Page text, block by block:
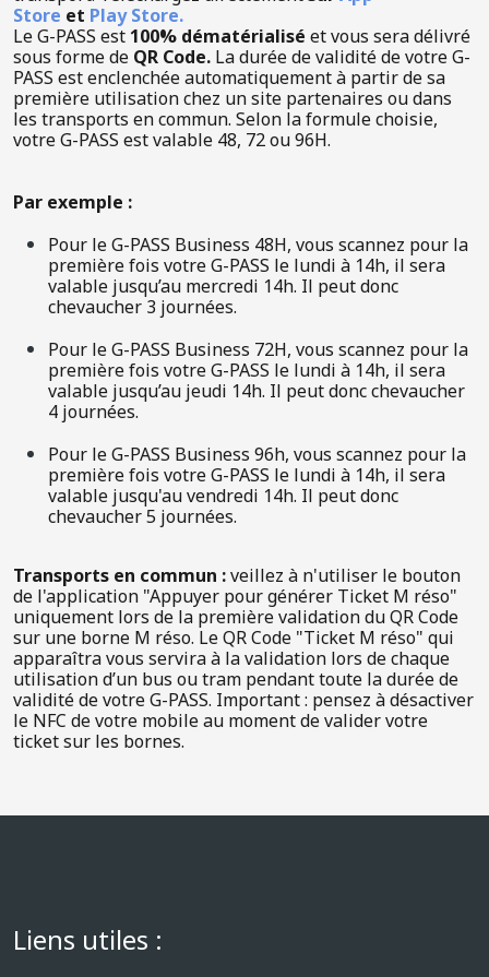
Store et Play Store.
Le G-PASS est 100% dématérialisé et vous sera délivré
sous forme de QR Code. La durée de validité de votre G-
PASS est enclenchée automatiquement à partir de sa
première utilisation chez un site partenaires ou dans
les transports en commun. Selon la formule choisie,
votre G-PASS est valable 48, 72 ou 96H.
Par exemple :
Pour le G-PASS Business 48H, vous scannez pour la
première fois votre G-PASS le lundi à 14h, il sera
valable jusqu’au mercredi 14h. Il peut donc
chevaucher 3 journées.
Pour le G-PASS Business 72H, vous scannez pour la
première fois votre G-PASS le lundi à 14h, il sera
valable jusqu’au jeudi 14h. Il peut donc chevaucher
4 journées.
Pour le G-PASS Business 96h, vous scannez pour la
première fois votre G-PASS le lundi à 14h, il sera
valable jusqu'au vendredi 14h. Il peut donc
chevaucher 5 journées.
Transports en commun :veillez à n'utiliser le bouton
de l'application "Appuyer pour générer Ticket M réso"
uniquement lors de la première validation du QR Code
sur une borne M réso. Le QR Code "Ticket M réso" qui
apparaîtra vous servira à la validation lors de chaque
utilisation d’un bus ou tram pendant toute la durée de
validité de votre G-PASS. Important : pensez à désactiver
le NFC de votre mobile au moment de valider votre
ticket sur les bornes.
Liens utiles :